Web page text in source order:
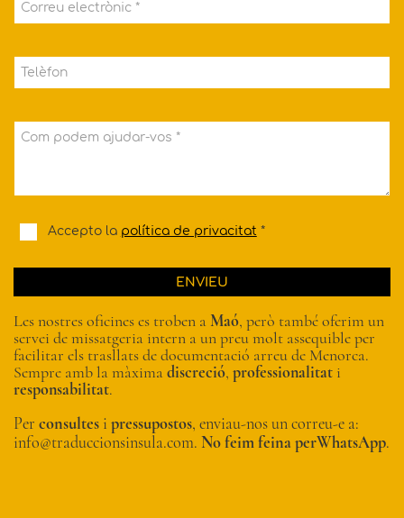
Correu electrònic *
Telèfon
Com podem ajudar-vos *
Accepto la política de privacitat *
ENVIEU
Les nostres oficines es troben a Maó, però també oferim un
servei de missatgeria intern a un preu molt assequible per
facilitar els trasllats de documentació arreu de Menorca.
Sempre amb la màxima discreció, professionalitat i
responsabilitat.
Per consultes i pressupostos, enviau-nos un correu-e a:
info@traduccionsinsula.com. No feim feina perWhatsApp.